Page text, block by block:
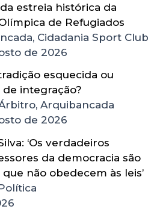
estreia histórica da
de Refugiados
Cidadania Sport Club
de 2026
esquecida ou
integração?
Arquibancada
de 2026
‘Os verdadeiros
da democracia são
não obedecem às leis’